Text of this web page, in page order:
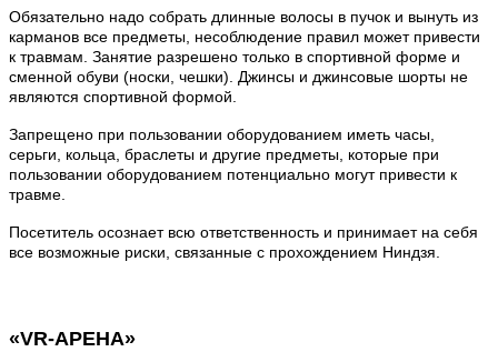
Обязательно надо собрать длинные волосы в пучок и вынуть из
карманов все предметы, несоблюдение правил может привести
к травмам. Занятие разрешено только в спортивной форме и
сменной обуви (носки, чешки). Джинсы и джинсовые шорты не
являются спортивной формой.
Запрещено при пользовании оборудованием иметь часы,
серьги, кольца, браслеты и другие предметы, которые при
пользовании оборудованием потенциально могут привести к
травме.
Посетитель осознает всю ответственность и принимает на себя
все возможные риски, связанные с прохождением Ниндзя.
«VR-АРЕНА»